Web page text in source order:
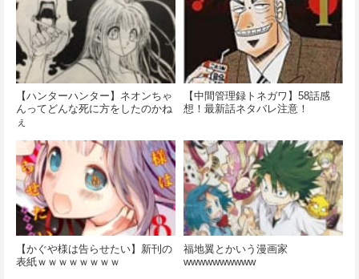
【ハンターハンター】ネオンちゃ
んってどんな死に方をしたのかね
ぇ
【中間管理録トネガワ】58話感
想！最新話ネタバレ注意！
【かぐや様は告らせたい】新刊の
表紙ｗｗｗｗｗｗｗｗ
福地翼とかいう漫画家
wwwwwwwwww